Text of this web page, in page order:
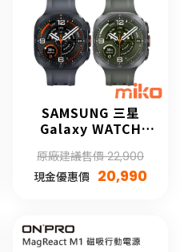
SAMSUNG 三星
Galaxy WATCH
原廠建議售價 22,900
現金優惠價 20,990